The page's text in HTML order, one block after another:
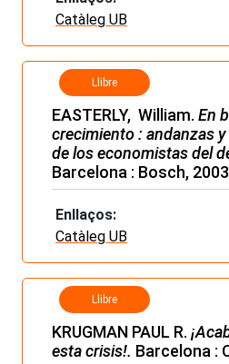
Catàleg UB
Llibre
EASTERLY, William. En
crecimiento : andanzas
de los economistas del
Barcelona : Bosch, 2003
Enllaços:
Catàleg UB
Llibre
KRUGMAN PAUL R.
esta crisis!. Barcelona :